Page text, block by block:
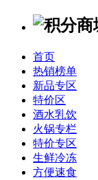
首页
热销榜单
新品专区
特价区
酒水乳饮
火锅专栏
特价专区
生鲜冷冻
方便速食